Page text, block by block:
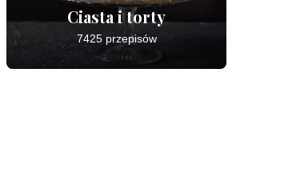
Ciasta i torty
7425 przepisów